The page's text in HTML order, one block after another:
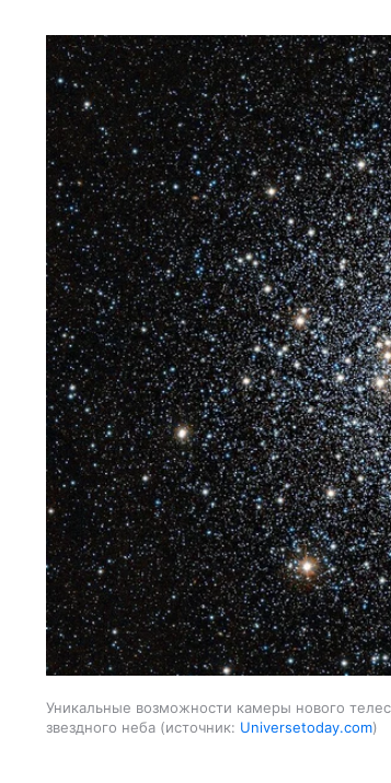
Уникальные возможности камеры нового
звездного неба
источник: Universetoday.com